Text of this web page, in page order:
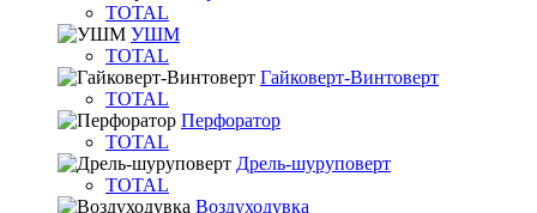
TOTAL
УШМ
TOTAL
Гайковерт-Винтоверт
TOTAL
Перфоратор
TOTAL
Дрель-шуруповерт
TOTAL
Воздуходувка